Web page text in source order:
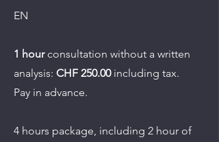
EN
1 hourconsultation without a written
analysis: CHF 250.00including tax.
Pay in advance.
4 hours package, including 2 hour of